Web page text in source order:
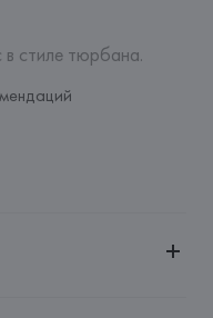
стиле тюрбана.